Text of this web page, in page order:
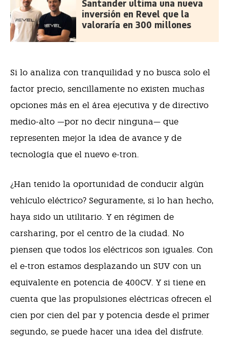
Santander ultima una nueva
inversión en Revel que la
valoraría en 300 millones
Si lo analiza con tranquilidad y no busca solo el
factor precio, sencillamente no existen muchas
opciones más en el área ejecutiva y de directivo
medio-alto —por no decir ninguna— que
representen mejor la idea de avance y de
tecnología que el nuevo e-tron.
¿Han tenido la oportunidad de conducir algún
vehículo eléctrico? Seguramente, si lo han hecho,
haya sido un utilitario. Y en régimen de
carsharing, por el centro de la ciudad. No
piensen que todos los eléctricos son iguales. Con
el e-tron estamos desplazando un SUV con un
equivalente en potencia de 400CV. Y si tiene en
cuenta que las propulsiones eléctricas ofrecen el
cien por cien del par y potencia desde el primer
segundo, se puede hacer una idea del disfrute.